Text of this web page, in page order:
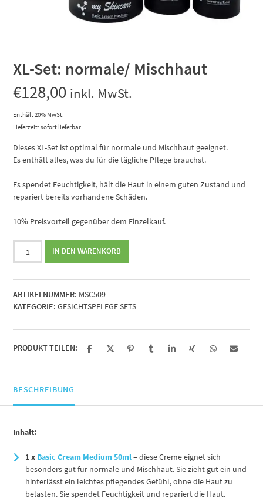
XL-Set: normale/ Mischhaut
€128,00 inkl. MwSt.
Enthält 20% MwSt.
Lieferzeit: sofort lieferbar
Dieses XL-Set ist optimal für normale und Mischhaut geeignet.
Es enthält alles, was du für die tägliche Pflege brauchst.
Es spendet Feuchtigkeit, hält die Haut in einem guten Zustand und
repariert bereits vorhandene Schäden.
10% Preisvorteil gegenüber dem Einzelkauf.
Mischhaut
Menge
IN DEN WARENKORB
ARTIKELNUMMER: MSC509
KATEGORIE: GESICHTSPFLEGE SETS
PRODUKT TEILEN:
BESCHREIBUNG
Inhalt:
1 x Basic Cream Medium 50ml– diese Creme eignet sich
besonders gut für normale und Mischhaut. Sie zieht gut ein und
hinterlässt ein leichtes pflegendes Gefühl, ohne die Haut zu
belasten. Sie spendet Feuchtigkeit und repariert die Haut.